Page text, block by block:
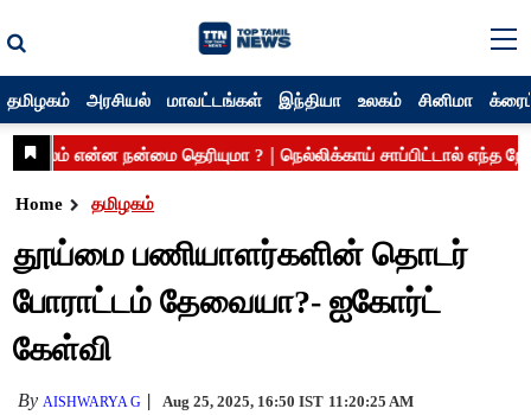
தமிழகம் அரசியல் மாவட்டங்கள் இந்தியா உலகம் சினிமா
Home தமிழகம்
தூய்மை பணியாளர்களின் தொடர்
போராட்டம் தேவையா?- ஐகோர்ட்
கேள்வி
By AISHWARYA G Aug 25, 2025, 16:50 IST 11:20:25 AM